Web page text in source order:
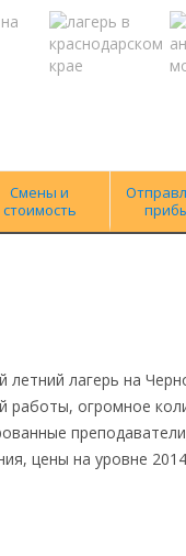
Смены и
стоимость
летний лагерь на
работы, огромное
цены на уровне